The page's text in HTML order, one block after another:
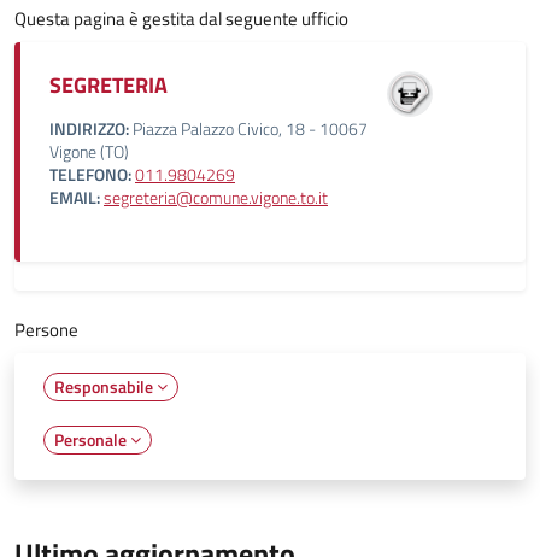
Questa pagina è gestita dal seguente ufficio
SEGRETERIA
INDIRIZZO:Piazza Palazzo Civico, 18 - 10067
Vigone (TO)
TELEFONO:011.9804269
EMAIL:segreteria@comune.vigone.to.it
Persone
Responsabile
Personale